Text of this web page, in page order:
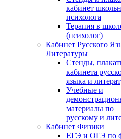
кабинет
психолога
Терапия в
(психолог)
Кабинет Русского
Литературы
Стенды,
кабинета
языка и
Учебные и
материалы по
русскому и
Кабинет Физики
ЕГЭ и ОГЭ по